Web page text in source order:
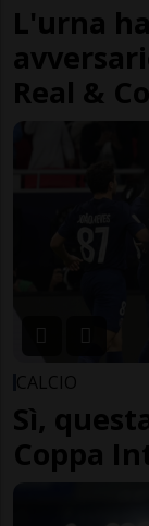
L'urna
Real &
CALCIO
Sì,
Coppa